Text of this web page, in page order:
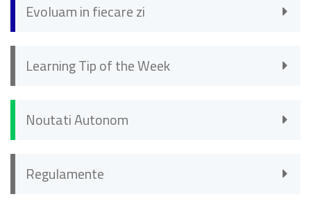
Evoluam in fiecare zi
Learning Tip of the Week
Noutati Autonom
Regulamente